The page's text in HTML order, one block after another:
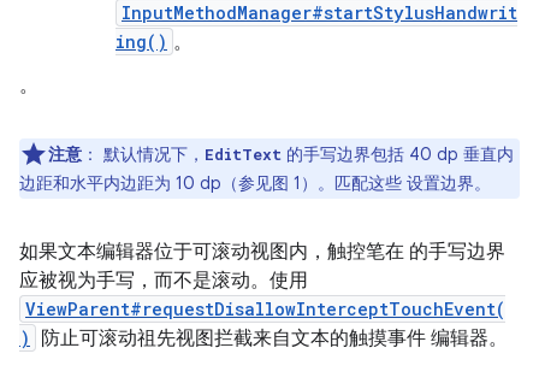
InputMethodManager#startStylusHandwrit
ing() 。
。
注意 ： 默认情况下， EditText 的手写边界包括 40 dp 垂直内
边距和水平内边距为 10 dp（参见图 1）。匹配这些 设置边界。
如果文本编辑器位于可滚动视图内，触控笔在 的手写边界
应被视为手写，而不是滚动。使用
ViewParent#requestDisallowInterceptTouchEvent(
)
防止可滚动祖先视图拦截来自文本的触摸事件 编辑器。